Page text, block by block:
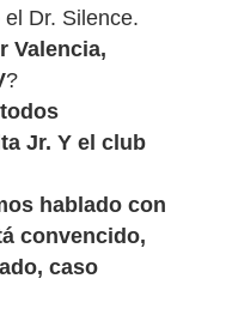
Dr. Silence.
Valencia,
?
Jr. Y el club
hablado con
convencido,
caso